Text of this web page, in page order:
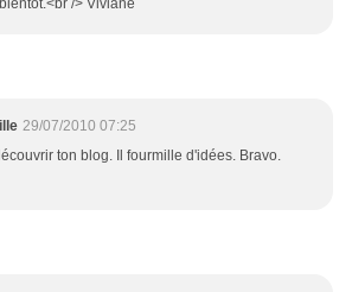
/> Viviane
29/07/2010 07:25
ton blog. Il fourmille d'idées. Bravo.